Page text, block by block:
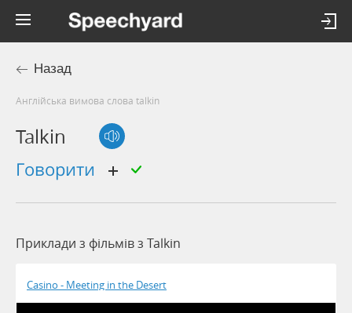
Назад
Англійська вимова слова talkin
Talkin
говорити
Приклади з фільмів з Talkin
Casino - Meeting in the Desert